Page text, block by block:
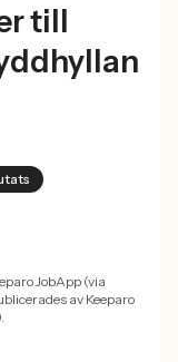
till
JobApp (via
av Keeparo